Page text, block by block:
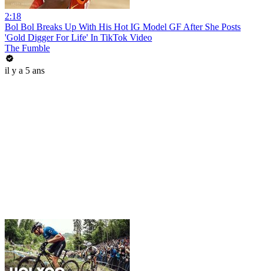
2:18
Bol Bol Breaks Up With His Hot IG Model GF After She Posts
'Gold Digger For Life' In TikTok Video
The Fumble
il y a 5 ans